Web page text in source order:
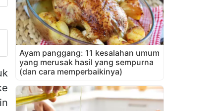
foto Anda dari resep
Ayam panggang: 11 kesalahan umum
yang merusak hasil yang sempurna
(dan cara memperbaikinya)